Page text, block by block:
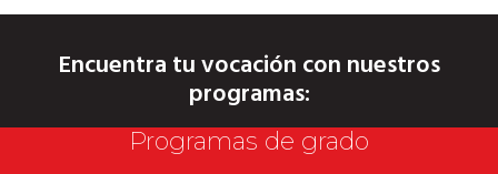
Encuentra tu vocación con nuestros
programas:
Programas de grado